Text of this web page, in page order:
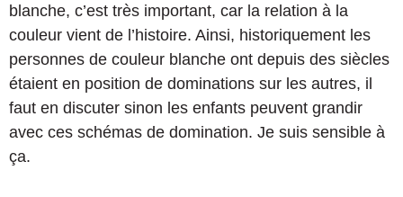
blanche, c’est très important, car la relation à la
couleur vient de l’histoire. Ainsi, historiquement les
personnes de couleur blanche ont depuis des siècles
étaient en position de dominations sur les autres, il
faut en discuter sinon les enfants peuvent grandir
avec ces schémas de domination. Je suis sensible à
ça.